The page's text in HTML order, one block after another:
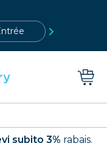
subito 3% rabais.